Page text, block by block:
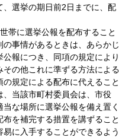
選挙の期日前2日までに、配
帯に選挙公報を配布すること
事情があるときは、あらかじ
報につき、同項の規定により
の他これに準ずる方法による
規定による配布に代えること
当該市町村委員会は、市役
な場所に選挙公報を備え置く
を補完する措置を講ずること
に入手することができるよう